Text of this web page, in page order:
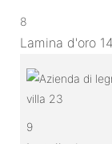
8
Lamina d'oro
9